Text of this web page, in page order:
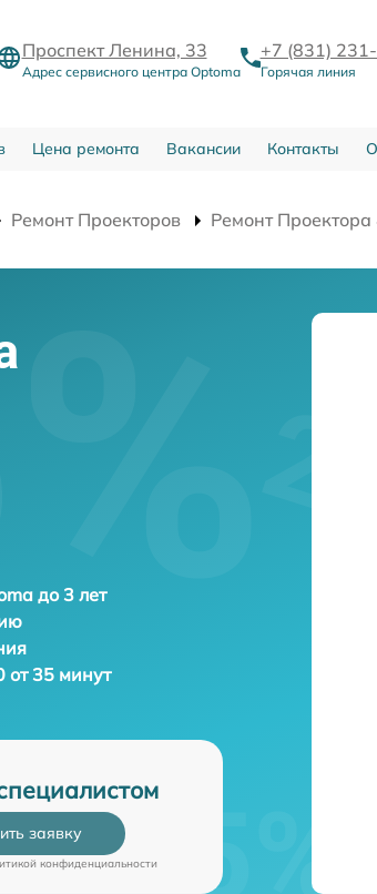
Проспект Ленина, 33
Адрес сервисного центра Optoma
+7 (831)
Горячая линия
Цена ремонта Вакансии Контакты
Ремонт Проекторов Ремонт Проектора
до 3 лет
от 35 минут
заявку
конфиденциальности